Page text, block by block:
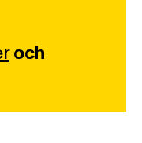
och